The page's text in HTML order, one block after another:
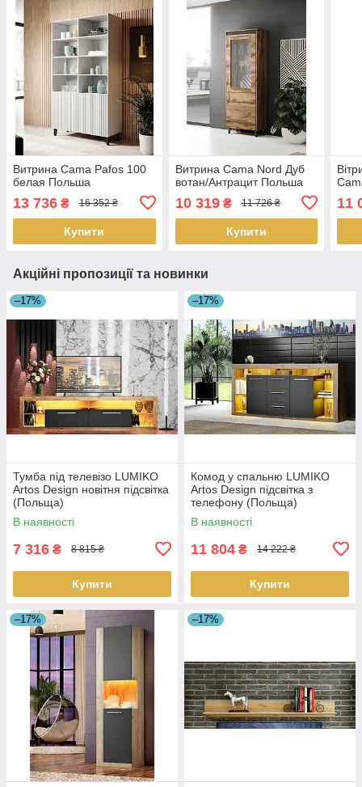
Витрина Cama Pafos 100
белая Польша
13 736 ₴ 16 352 ₴
Купити
Витрина Cama Nord Дуб
вотан/Антрацит Польша
10 319₴ 11 726 ₴
Купити
11
Акційні пропозиції та новинки
–17%
Тумба під телевізо LUMIKO
Artos Design новітня підсвітка
(Польща)
В наявності
7 316 ₴ 8 815 ₴
Купити
–17%
Комод у спальню LUMIKO
Artos Design підсвітка з
телефону (Польща)
В наявності
11 804 ₴ 14 222 ₴
Купити
–17% –17%